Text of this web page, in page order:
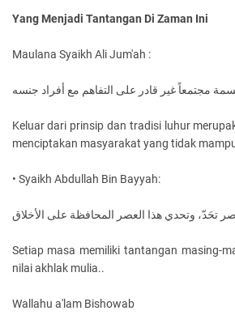
Yang Menjadi Tantangan Di Zaman Ini
Maulana Syaikh Ali Jum'ah :
Keluar dari prinsip dan tradisi luhur
menciptakan masyarakat yang tidak
• Syaikh Abdullah Bin Bayyah:
تحَدّ، وتحدي هذا العصر المحافظة على الأخلاق
Setiap masa memiliki tantangan masing-
nilai akhlak mulia..
Wallahu a'lam Bishowab